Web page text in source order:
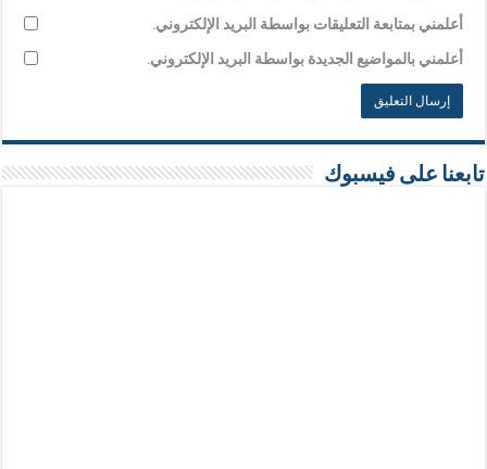
أعلمني بمتابعة التعليقات بواسطة البريد الإلكتروني.
أعلمني بالمواضيع الجديدة بواسطة البريد الإلكتروني.
تابعنا على فيسبوك